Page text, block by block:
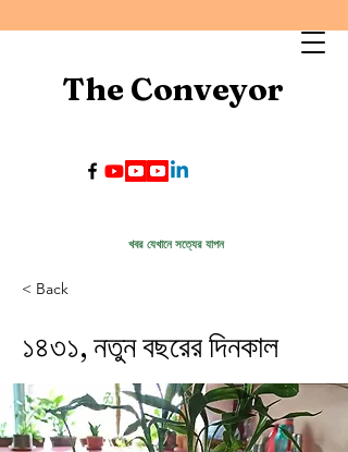
The Conveyor
খবর যেখানে সত্যের যাপন
< Back
১৪৩১, নতুন বছরের দিনকাল